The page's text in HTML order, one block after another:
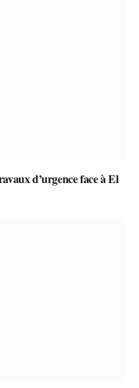
d’urgence face à El